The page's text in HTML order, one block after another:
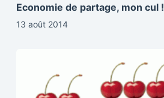
Economie de partage, mon cul !
13 août 2014